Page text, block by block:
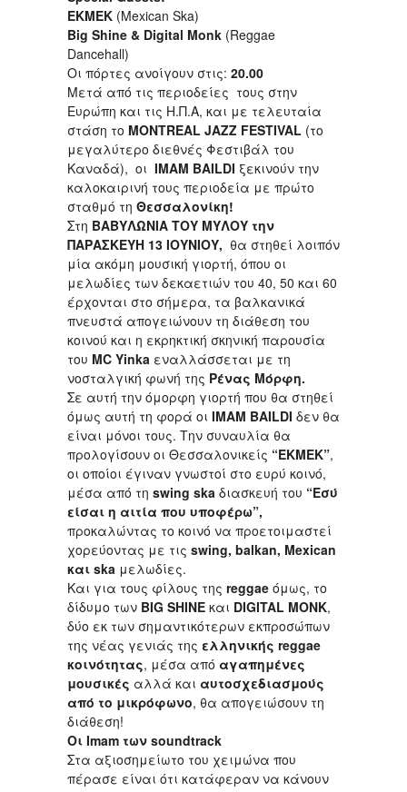
EKMEK (Mexican Ska)
Big Shine & Digital Monk (Reggae
Dancehall)
Οι πόρτες ανοίγουν στις: 20.00
Mετά από τις περιοδείες τους στην
Ευρώπη και τις Η.Π.Α, και με τελευταία
στάση το MONTREAL JAZZ FESTIVAL (το
μεγαλύτερο διεθνές Φεστιβάλ του
Καναδά), οι ΙΜΑΜ BAILDI ξεκινούν την
καλοκαιρινή τους περιοδεία με πρώτο
σταθμό τη Θεσσαλονίκη!
Στη ΒΑΒΥΛΩΝΙΑ ΤΟΥ ΜΥΛΟΥ την
ΠΑΡΑΣΚΕΥΗ 13 ΙΟΥΝΙΟΥ, θα στηθεί λοιπόν
μία ακόμη μουσική γιορτή, όπου οι
μελωδίες των δεκαετιών του 40, 50 και 60
έρχονται στο σήμερα, τα βαλκανικά
πνευστά απογειώνουν τη διάθεση του
κοινού και η εκρηκτική σκηνική παρουσία
του MC Yinka εναλλάσσεται με τη
νοσταλγική φωνή της Ρένας Μόρφη.
Σε αυτή την όμορφη γιορτή που θα στηθεί
όμως αυτή τη φορά οι IMAM BAILDI δεν θα
είναι μόνοι τους. Την συναυλία θα
προλογίσουν οι Θεσσαλονικείς “ΕΚΜΕΚ”,
οι οποίοι έγιναν γνωστοί στο ευρύ κοινό,
μέσα από τη swing ska διασκευή του “Εσύ
είσαι η αιτία που υποφέρω”,
προκαλώντας το κοινό να προετοιμαστεί
χορεύοντας με τις swing, balkan, Mexican
και ska μελωδίες.
Και για τους φίλους της reggae όμως, το
δίδυμο των BIG SHINE και DIGITAL MONK,
δύο εκ των σημαντικότερων εκπροσώπων
της νέας γενιάς της ελληνικής reggae
κοινότητας, μέσα από αγαπημένες
μουσικές αλλά και αυτοσχεδιασμούς
από το μικρόφωνο, θα απογειώσουν τη
διάθεση!
Οι Imam των soundtrack
Στα αξιοσημείωτο του χειμώνα που
πέρασε είναι ότι κατάφεραν να κάνουν